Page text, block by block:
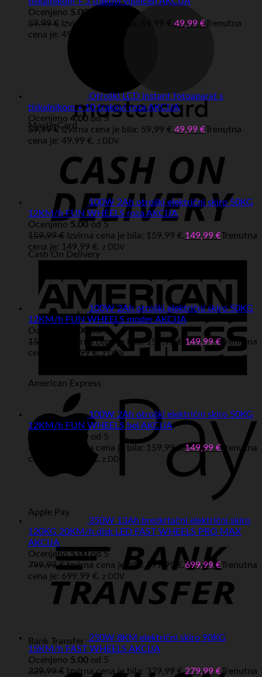
MasterCard
Cash On Delivery
American Express
Apple Pay
Bank Transfer
Ocenjeno 5.00od 5
59,99€ Izvirna cena je bila: 59,99 €. 49,99 €Trenutna
cena je: 49,99 €.
Otroški LCD instant fotoaparat s
tiskalnikom + 10 trakovi roza AKCIJA
Ocenjeno 4.00 od 5
59,99€ Izvirna cena je bila: 59,99 €.49,99 €Trenutna
cena je: 49,99 €. z DDV
100W 2Ah otroški električni skiro 50KG
12KM/h FUN WHEELS roza AKCIJA
Ocenjeno 5.00 od 5
159,99€ Izvirna cena je bila: 159,99 €.149,99 €Trenutna
cena je: 149,99 €. z DDV
100W 2Ah otroški električni skiro 50KG
12KM/h FUN WHEELS moder AKCIJA
Ocenjeno
5.00
od 5
159,99
Izvirna cena je bila: 159,99 €. 149,99€ Trenutna
cena je: 149,99 €. z DDV
100W 2Ah otroški električni skiro 50KG
12KM/h FUN WHEELS bel AKCIJA
5.00 od 5
159,99
Izvirna cena je bila: 159,99 €.149,99 € Trenutna
cena je: 149,99 €. z DDV
350W 13Ah brezkrtačni električni skiro
120KG 20KM/h disk LED FAST WHEELS PRO MAX
AKCIJA
Ocenjeno5.00od 5
799,99€ Izvirna cena je bila: 799,99 €.699,99€Trenutna
cena je: 699,99 €. z DDV
250W 8KM električni skiro 90KG
15KM/h FAST WHEELS AKCIJA
Ocenjeno 5.00 od 5
329,99€ Izvirna cena je bila: 329,99 €.279,99 €Trenutna